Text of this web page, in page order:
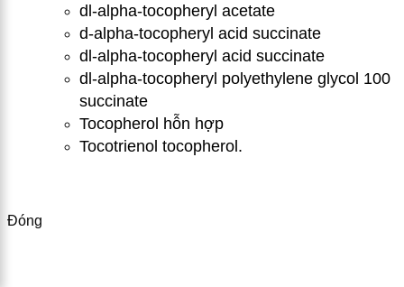
dl-alpha-tocopheryl acetate
d-alpha-tocopheryl acid succinate
dl-alpha-tocopheryl acid succinate
dl-alpha-tocopheryl polyethylene glycol 100
succinate
Tocopherol hỗn hợp
Tocotrienol tocopherol.
Đóng